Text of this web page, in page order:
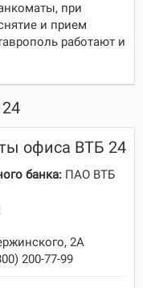
при
и прием
работают и
офиса ВТБ 24
банка: ПАО ВТБ
2А
200-77-99